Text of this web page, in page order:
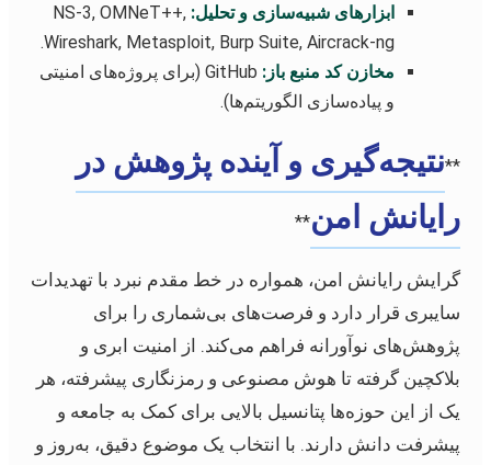
ابزارهای شبیه‌سازی و تحلیل: NS-3, OMNeT++,
Wireshark, Metasploit, Burp Suite, Aircrack-ng.
مخازن کد منبع باز:
GitHub (برای پروژه‌های امنیتی
و پیاده‌سازی الگوریتم‌ها).
**نتیجه‌گیری و آینده پژوهش در
رایانش امن**
گرایش رایانش امن، همواره در خط مقدم نبرد با تهدیدات
سایبری قرار دارد و فرصت‌های بی‌شماری را برای
پژوهش‌های نوآورانه فراهم می‌کند. از امنیت ابری و
بلاکچین گرفته تا هوش مصنوعی و رمزنگاری پیشرفته، هر
یک از این حوزه‌ها پتانسیل بالایی برای کمک به جامعه و
پیشرفت دانش دارند. با انتخاب یک موضوع دقیق، به‌روز و